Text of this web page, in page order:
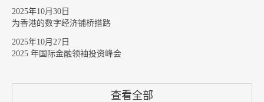
2025年10月30日
为香港的数字经济铺桥搭路
2025年10月27日
2025 年国际金融领袖投资峰会
查看全部